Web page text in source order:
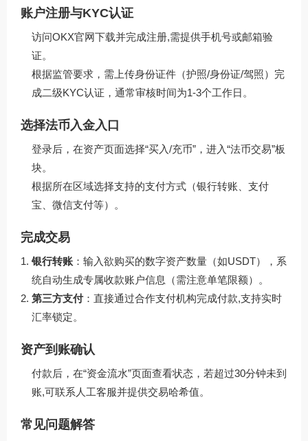
账户注册与KYC认证
访问OKX官网下载并完成注册,需提供手机号或邮箱验
证。
根据监管要求，需上传身份证件（护照/身份证/驾照）完
成二级KYC认证，通常审核时间为1-3个工作日。
选择法币入金入口
登录后，在资产页面选择“买入/充币”，进入“法币交易”板
块。
根据所在区域选择支持的支付方式（银行转账、支付
宝、微信支付等）。
完成交易
银行转账 ：输入欲购买的数字资产数量（如USDT），系
统自动生成专属收款账户信息（需注意单笔限额）。
第三方支付：直接通过合作支付机构完成付款,支持实时
汇率锁定。
资产到账确认
付款后，在“资金流水”页面查看状态，若超过30分钟未到
账,可联系人工客服并提供交易哈希值。
常见问题解答